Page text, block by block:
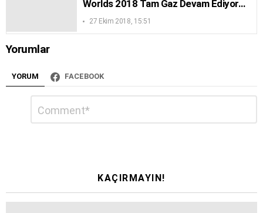
Worlds 2018 Tam Gaz Devam Ediyor…
27 Ekim 2018, 15:51
Yorumlar
YORUM FACEBOOK
KAÇIRMAYIN!